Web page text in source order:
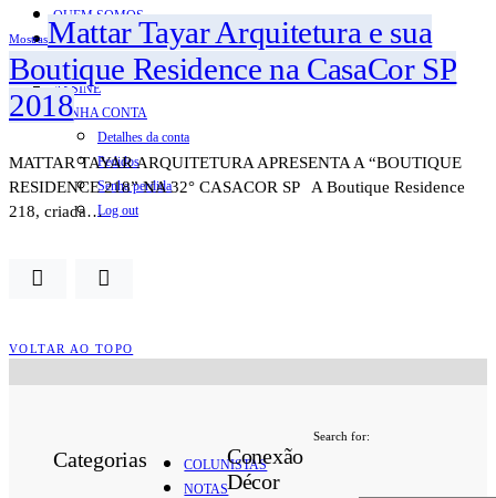
QUEM SOMOS
CONTATO
REVISTA DIGITAL
ASSINE
MINHA CONTA
Detalhes da conta
Pedidos
Senha perdida
Log out
MostrasMattar Tayar Arquitetura e sua
Boutique Residence na CasaCor SP
2018
MATTAR TAYAR ARQUITETURA APRESENTA A “BOUTIQUE
RESIDENCE 218” NA 32° CASACOR SP A Boutique Residence
218, criada…
VOLTAR AO TOPO
Categorias
COLUNISTAS
NOTAS
Conexão
Décor
Search for: